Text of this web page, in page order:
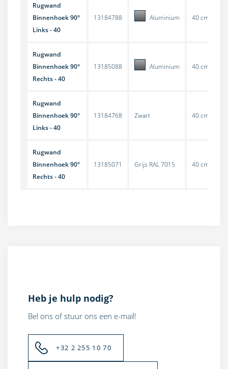
Rugwand
Binnenhoek 90°
Links - 40
13184788 Aluminium 40 cm
Rugwand
Binnenhoek 90°
Rechts - 40
13185088 Aluminium 40 cm
Rugwand
Binnenhoek 90°
Links - 40
13184768 Zwart 40 cm
Rugwand
Binnenhoek 90°
Rechts - 40
13185071 Grijs RAL 7015 40 cm
Heb je hulp nodig?
Bel ons of stuur ons een e-mail!
+32 2 255 10 70